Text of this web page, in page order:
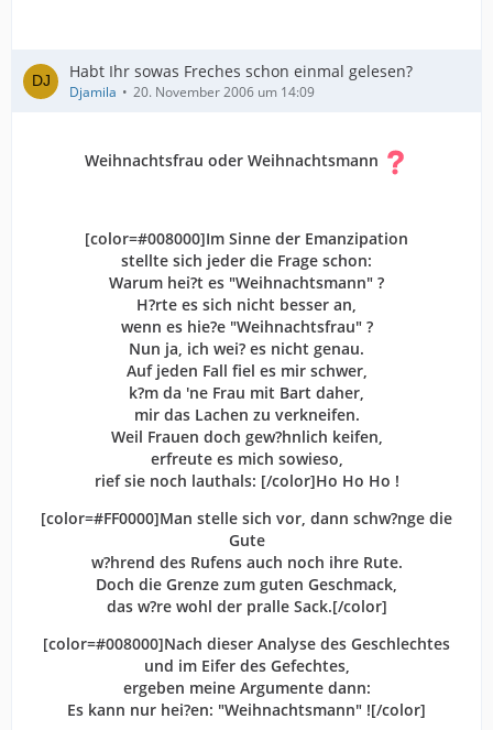
Habt Ihr sowas Freches schon einmal gelesen?
Djamila 20. November 2006 um 14:09
Weihnachtsfrau oder Weihnachtsmann
[color=#008000]Im Sinne der Emanzipation
stellte sich jeder die Frage schon:
Warum hei?t es "Weihnachtsmann" ?
H?rte es sich nicht besser an,
wenn es hie?e "Weihnachtsfrau" ?
Nun ja, ich wei? es nicht genau.
Auf jeden Fall fiel es mir schwer,
k?m da 'ne Frau mit Bart daher,
mir das Lachen zu verkneifen.
Weil Frauen doch gew?hnlich keifen,
erfreute es mich sowieso,
rief sie noch lauthals: [/color]Ho Ho Ho !
[color=#FF0000]Man stelle sich vor, dann schw?nge die
Gute
w?hrend des Rufens auch noch ihre Rute.
Doch die Grenze zum guten Geschmack,
das w?re wohl der pralle Sack.[/color]
[color=#008000]Nach dieser Analyse des Geschlechtes
und im Eifer des Gefechtes,
ergeben meine Argumente dann:
Es kann nur hei?en: "Weihnachtsmann" ![/color]